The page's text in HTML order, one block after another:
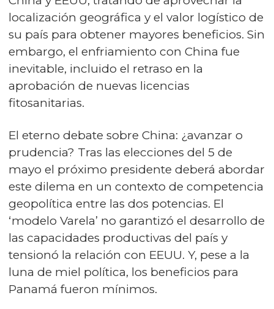
localización geográfica y el valor logístico de
su país para obtener mayores beneficios. Sin
embargo, el enfriamiento con China fue
inevitable, incluido el retraso en la
aprobación de nuevas licencias
fitosanitarias.
El eterno debate sobre China: ¿avanzar o
prudencia? Tras las elecciones del 5 de
mayo el próximo presidente deberá abordar
este dilema en un contexto de competencia
geopolítica entre las dos potencias. El
‘modelo Varela’ no garantizó el desarrollo de
las capacidades productivas del país y
tensionó la relación con EEUU. Y, pese a la
luna de miel política, los beneficios para
Panamá fueron mínimos.